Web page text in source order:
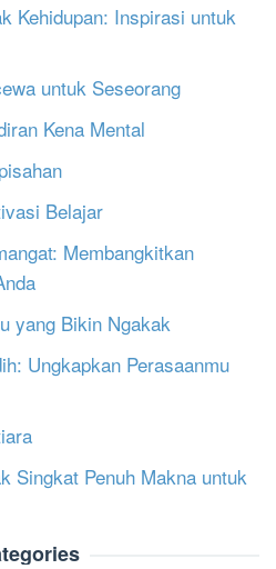
Kehidupan: Inspirasi untuk
untuk Seseorang
Kena Mental
Belajar
Membangkitkan
yang Bikin Ngakak
Ungkapkan Perasaanmu
Singkat Penuh Makna untuk